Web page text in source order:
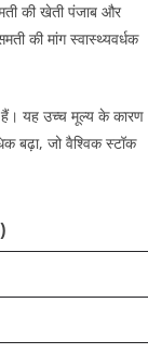
की खेती पंजाब और
की मांग स्वास्थ्यवर्धक
हैं। यह उच्च मूल्य के कारण
बढ़ा, जो वैश्विक स्टॉक